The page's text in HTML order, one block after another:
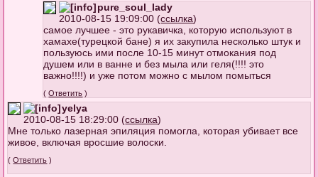
pure_soul_lady
2010-08-15 19:09:00 (ссылка)
самое лучшее - это рукавичка, которую используют в
хамахе(турецкой бане) я их закупила несколько штук и
пользуюсь ими после 10-15 минут отмокания под
душем или в ванне и без мыла или геля(!!!! это
важно!!!!) и уже потом можно с мылом помыться
(Ответить )
yelya
2010-08-15 18:29:00 (ссылка)
Мне только лазерная эпиляция помогла, которая убивает все
живое, включая вросшие волоски.
(Ответить )